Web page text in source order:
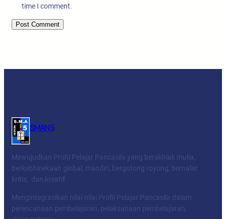
time I comment.
SMAN 5
Mewujudkan Profil Pelajar Pancasila yang berakhlak mulia,
berkebhinekaan global, mandiri, bergotong royong, bernalar
kritis, dan kreatif
Mengintegrasikan nilai-nilai Profil Pelajar Pancasila dalam
perencanaan pembelajaran, pelaksanaan pembelajaran,